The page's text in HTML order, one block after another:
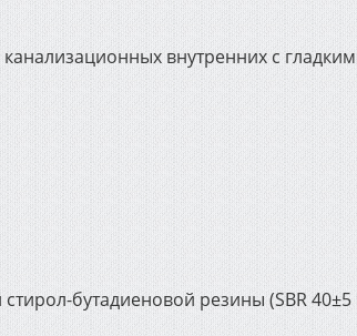
внутренних с
бутадиеновой резины (SBR 40±5